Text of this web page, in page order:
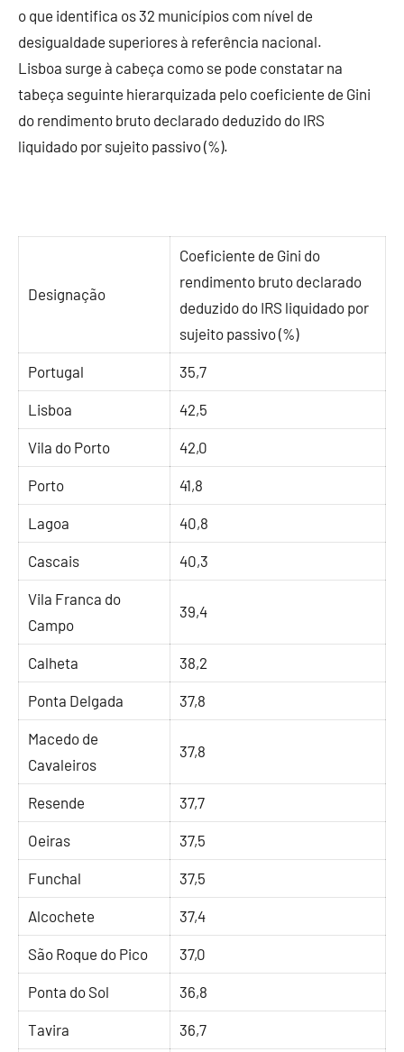
o que identifica os 32 municípios com nível de
desigualdade superiores à referência nacional.
Lisboa surge à cabeça como se pode constatar na
tabeça seguinte hierarquizada pelo coeficiente de Gini
do rendimento bruto declarado deduzido do IRS
liquidado por sujeito passivo (%).
Designação
Coeficiente de Gini do
rendimento bruto declarado
deduzido do IRS liquidado por
sujeito passivo (%)
Portugal 35,7
Lisboa 42,5
Vila do Porto 42,0
Porto 41,8
Lagoa 40,8
Cascais 40,3
Vila Franca do
Campo
39,4
Calheta 38,2
Ponta Delgada 37,8
Macedo de
Cavaleiros
37,8
Resende 37,7
Oeiras 37,5
Funchal 37,5
Alcochete 37,4
São Roque do Pico 37,0
Ponta do Sol 36,8
Tavira 36,7